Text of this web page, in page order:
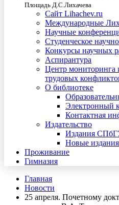
Площадь Д.С.Лихачева
Сайт Lihachev.ru
Международные
Научные
Студенческое
Конкурсы научных
Аспирантура
Центр мониторинга
трудовых
О библиотеке
Электронный
Контактная
Издательство
Издания
Новые
Проживание
Гимназия
Главная
Новости
25 апреля. Почетному